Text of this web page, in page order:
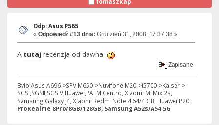
Odp: Asus P565
« Odpowiedź #13 dnia: Grudzień 31, 2008, 17:37:38 »
A tutaj recenzja od dawna
Zapisane
Było:Asus A696->SPV M650->Nuvifone M20->i5700->Kaiser->
SGSI,SGSII,SGSIV,Huawei,PALM Centro, Xiaomi Mi Mix 2s,
Samsung Galaxy J4, Xiaomi Redmi Note 4 64/4 GB, Huawei P20
ProRealme 8Pro/8GB/128GB, Samsung A52s/A54 5G